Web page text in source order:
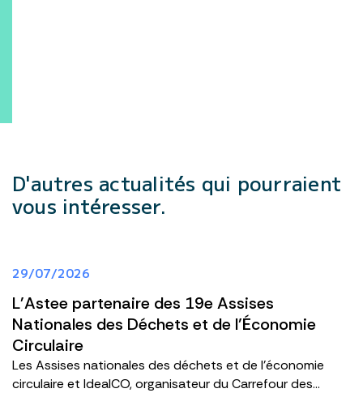
D'autres actualités qui pourraient
vous intéresser.
29/07/2026
L'Astee partenaire des 19e Assises
Nationales des Déchets et de l’Économie
Circulaire
Les Assises nationales des déchets et de l’économie
circulaire et IdealCO, organisateur du Carrefour des...